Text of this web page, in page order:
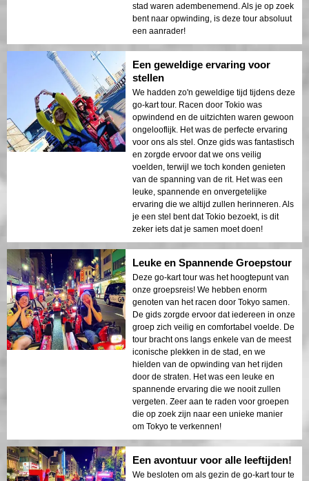
stad waren adembenemend. Als je op zoek
bent naar opwinding, is deze tour absoluut
een aanrader!
Een geweldige ervaring voor
stellen
We hadden zo'n geweldige tijd tijdens deze
go-kart tour. Racen door Tokio was
opwindend en de uitzichten waren gewoon
ongelooflijk. Het was de perfecte ervaring
voor ons als stel. Onze gids was fantastisch
en zorgde ervoor dat we ons veilig
voelden, terwijl we toch konden genieten
van de spanning van de rit. Het was een
leuke, spannende en onvergetelijke
ervaring die we altijd zullen herinneren. Als
je een stel bent dat Tokio bezoekt, is dit
zeker iets dat je samen moet doen!
Leuke en Spannende Groepstour
Deze go-kart tour was het hoogtepunt van
onze groepsreis! We hebben enorm
genoten van het racen door Tokyo samen.
De gids zorgde ervoor dat iedereen in onze
groep zich veilig en comfortabel voelde. De
tour bracht ons langs enkele van de meest
iconische plekken in de stad, en we
hielden van de opwinding van het rijden
door de straten. Het was een leuke en
spannende ervaring die we nooit zullen
vergeten. Zeer aan te raden voor groepen
die op zoek zijn naar een unieke manier
om Tokyo te verkennen!
Een avontuur voor alle leeftijden!
We besloten om als gezin de go-kart tour te